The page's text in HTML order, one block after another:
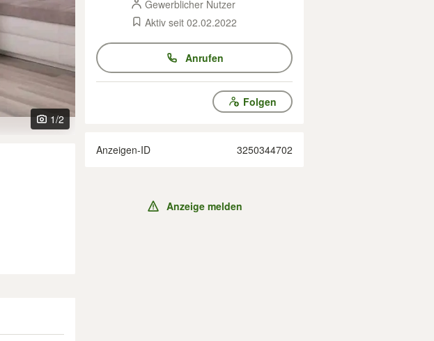
1/2
Gewerblicher Nutzer
Aktiv seit 02.02.2022
Anrufen
Folgen
Anzeigen-ID 3250344702
Anzeige melden